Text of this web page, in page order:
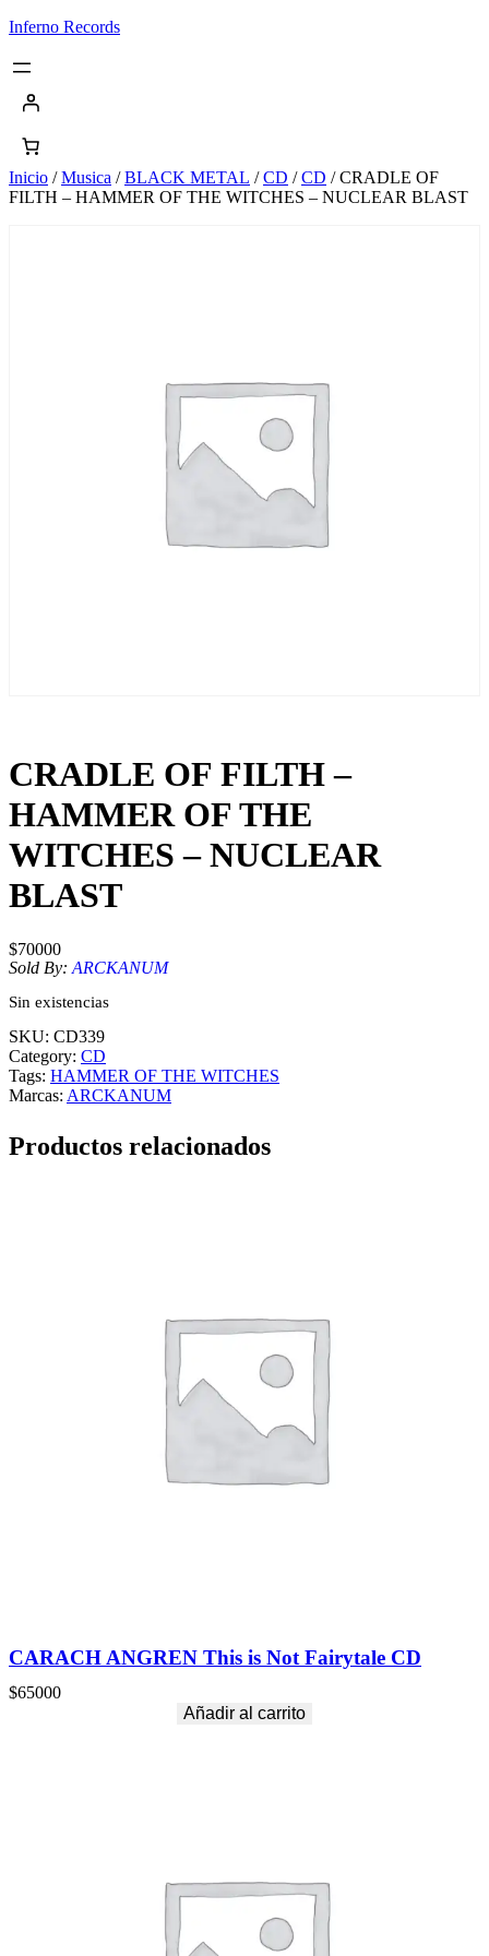
Saltar
contenido
Inferno Records
Inicio /Musica /BLACK METAL /CD /CD / CRADLE OF
FILTH – HAMMER OF THE WITCHES – NUCLEAR BLAST
CRADLE OF FILTH –
HAMMER OF THE
WITCHES – NUCLEAR
BLAST
$70000
Sold By: ARCKANUM
Sin existencias
SKU: CD339
Category: CD
Tags: HAMMER OF THE WITCHES
Marcas: ARCKANUM
Productos relacionados
CARACH ANGREN This is Not Fairytale CD
$65000
Añadir al carrito